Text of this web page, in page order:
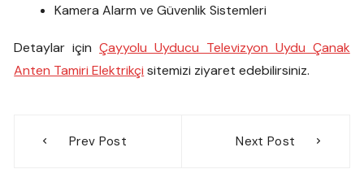
Kamera Alarm ve Güvenlik Sistemleri
Detaylar içinÇayyolu Uyducu Televizyon Uydu Çanak
Anten Tamiri Elektrikçi sitemizi ziyaret edebilirsiniz.
gezinmesi
Prev Post Next Post